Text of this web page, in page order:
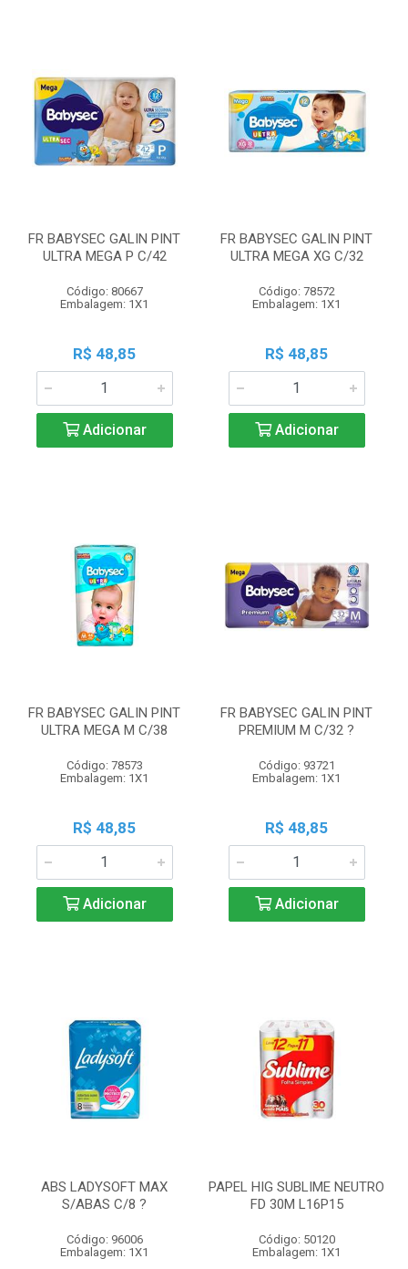
FR BABYSEC GALIN PINT
ULTRA MEGA P C/42
Código: 80667
Embalagem: 1X1
R$ 48,85
Adicionar
FR BABYSEC GALIN PINT
ULTRA MEGA XG C/32
Código: 78572
Embalagem: 1X1
R$ 48,85
Adicionar
FR BABYSEC GALIN PINT
ULTRA MEGA M C/38
Código: 78573
Embalagem: 1X1
R$ 48,85
Adicionar
FR BABYSEC GALIN PINT
PREMIUM M C/32 ?
Código: 93721
Embalagem: 1X1
R$ 48,85
Adicionar
ABS LADYSOFT MAX
S/ABAS C/8 ?
Código: 96006
Embalagem: 1X1
PAPEL HIG SUBLIME NEUTRO
FD 30M L16P15
Código: 50120
Embalagem: 1X1